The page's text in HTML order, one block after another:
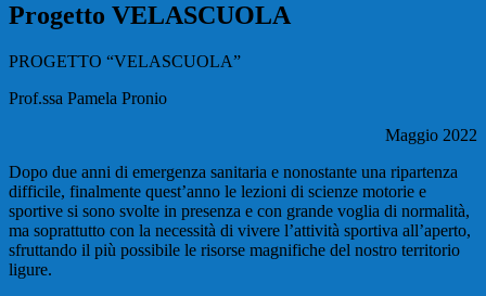
Progetto VELASCUOLA
PROGETTO “VELASCUOLA”
Prof.ssa Pamela Pronio
Maggio 2022
Dopo due anni di emergenza sanitaria e nonostante una ripartenza
difficile, finalmente quest’anno le lezioni di scienze motorie e
sportive si sono svolte in presenza e con grande voglia di normalità,
ma soprattutto con la necessità di vivere l’attività sportiva all’aperto,
sfruttando il più possibile le risorse magnifiche del nostro territorio
ligure.